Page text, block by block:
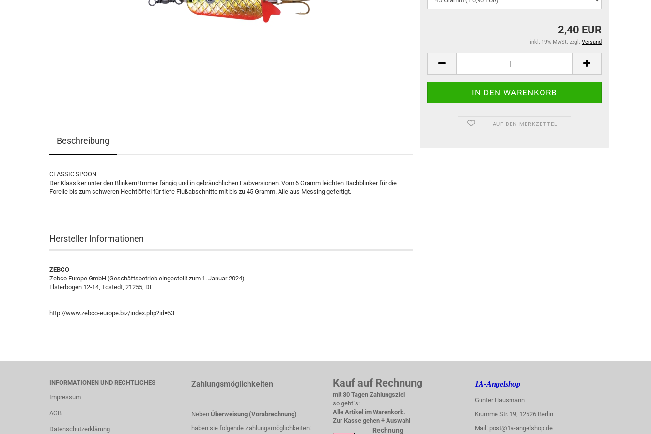
2,40 EUR
inkl. 19% MwSt. zzgl. Versand
AUF DEN MERKZETTEL
Beschreibung
CLASSIC SPOON
Der Klassiker unter den Blinkern! Immer fängig und in gebräuchlichen Farbversionen. Vom 6 Gramm leichten Bachblinker für die
Forelle bis zum schweren Hechtlöffel für tiefe Flußabschnitte mit bis zu 45 Gramm. Alle aus Messing gefertigt.
Hersteller Informationen
ZEBCO
Zebco Europe GmbH (Geschäftsbetrieb eingestellt zum 1. Januar 2024)
Elsterbogen 12-14, Tostedt, 21255, DE
http://www.zebco-europe.biz/index.php?id=53
INFORMATIONEN UND RECHTLICHES
Impressum
AGB
Datenschutzerklärung
Zahlungsmöglichkeiten
NebenÜberweisung (Vorabrechnung)
haben sie folgende Zahlungsmöglichkeiten:
Kauf auf Rechnung
mit 30 Tagen Zahlungsziel
so geht´s:
Alle Artikel im Warenkorb.
Zur Kasse gehen + Auswahl
Rechnung
1A-Angelshop
Gunter Hausmann
Krumme Str. 19, 12526 Berlin
Mail: post@1a-angelshop.de